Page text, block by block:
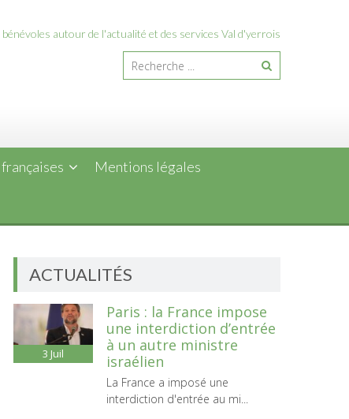
autour de l'actualité et des services Val d'yerrois
Mentions légales
ACTUALITÉS
3 Juil
Paris : la France impose
une interdiction d’entrée
à un autre ministre
israélien
La France a imposé une
interdiction d'entrée au mi...